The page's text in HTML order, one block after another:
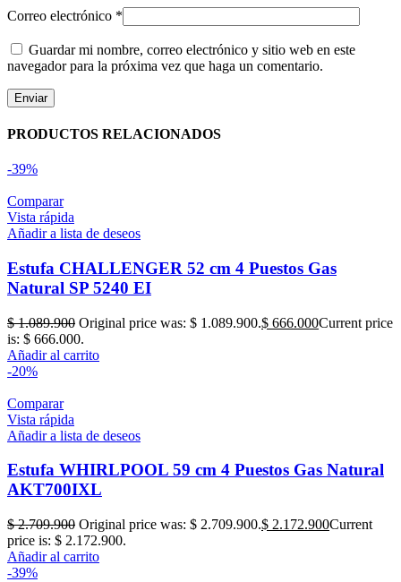
Correo electrónico *
Guardar mi nombre, correo electrónico y sitio web en este
navegador para la próxima vez que haga un comentario.
PRODUCTOS RELACIONADOS
-39%
Comparar
Vista rápida
Añadir a lista de deseos
Estufa CHALLENGER 52 cm 4 Puestos Gas
Natural SP 5240 EI
$1.089.900 Original price was: $ 1.089.900.$ 666.000Current price
is: $ 666.000.
Añadir al carrito
-20%
Comparar
Vista rápida
Añadir a lista de deseos
Estufa WHIRLPOOL 59 cm 4 Puestos Gas Natural
AKT700IXL
$2.709.900 Original price was: $ 2.709.900.$ 2.172.900Current
price is: $ 2.172.900.
Añadir al carrito
-39%